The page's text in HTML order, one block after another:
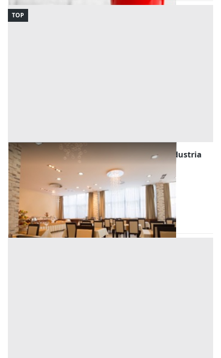
TOP
Commercio al Dettaglio, Ristorazione e Industria
Alberghiera all'asta a Pantelleria
Pantelleria (Trapani)
Offerta minima
500 €
Codice asta:
017b70ff
01/09/2026